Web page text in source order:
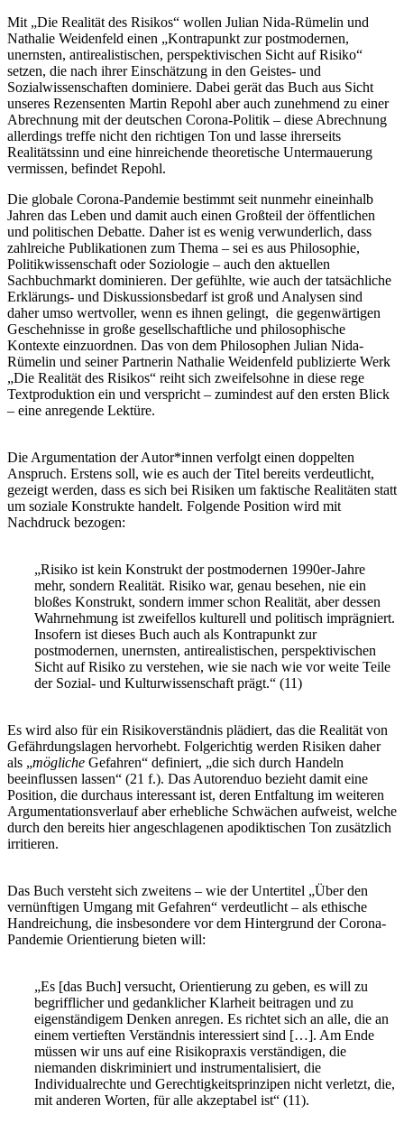
Mit „Die Realität des Risikos“ wollen Julian Nida-Rümelin und
Nathalie Weidenfeld einen „Kontrapunkt zur postmodernen,
unernsten, antirealistischen, perspektivischen Sicht auf Risiko“
setzen, die nach ihrer Einschätzung in den Geistes- und
Sozialwissenschaften dominiere. Dabei gerät das Buch aus Sicht
unseres Rezensenten Martin Repohl aber auch zunehmend zu einer
Abrechnung mit der deutschen Corona-Politik – diese Abrechnung
allerdings treffe nicht den richtigen Ton und lasse ihrerseits
Realitätssinn und eine hinreichende theoretische Untermauerung
vermissen, befindet Repohl.
Die globale Corona-Pandemie bestimmt seit nunmehr eineinhalb
Jahren das Leben und damit auch einen Großteil der öffentlichen
und politischen Debatte. Daher ist es wenig verwunderlich, dass
zahlreiche Publikationen zum Thema – sei es aus Philosophie,
Politikwissenschaft oder Soziologie – auch den aktuellen
Sachbuchmarkt dominieren. Der gefühlte, wie auch der tatsächliche
Erklärungs- und Diskussionsbedarf ist groß und Analysen sind
daher umso wertvoller, wenn es ihnen gelingt, die gegenwärtigen
Geschehnisse in große gesellschaftliche und philosophische
Kontexte einzuordnen. Das von dem Philosophen Julian Nida-
Rümelin und seiner Partnerin Nathalie Weidenfeld publizierte Werk
„Die Realität des Risikos“ reiht sich zweifelsohne in diese rege
Textproduktion ein und verspricht – zumindest auf den ersten Blick
– eine anregende Lektüre.
Die Argumentation der Autor*innen verfolgt einen doppelten
Anspruch. Erstens soll, wie es auch der Titel bereits verdeutlicht,
gezeigt werden, dass es sich bei Risiken um faktische Realitäten statt
um soziale Konstrukte handelt. Folgende Position wird mit
Nachdruck bezogen:
„Risiko ist kein Konstrukt der postmodernen 1990er-Jahre
mehr, sondern Realität. Risiko war, genau besehen, nie ein
bloßes Konstrukt, sondern immer schon Realität, aber dessen
Wahrnehmung ist zweifellos kulturell und politisch imprägniert.
Insofern ist dieses Buch auch als Kontrapunkt zur
postmodernen, unernsten, antirealistischen, perspektivischen
Sicht auf Risiko zu verstehen, wie sie nach wie vor weite Teile
der Sozial- und Kulturwissenschaft prägt.“ (11)
Es wird also für ein Risikoverständnis plädiert, das die Realität von
Gefährdungslagen hervorhebt. Folgerichtig werden Risiken daher
als „mögliche Gefahren“ definiert, „die sich durch Handeln
beeinflussen lassen“ (21 f.). Das Autorenduo bezieht damit eine
Position, die durchaus interessant ist, deren Entfaltung im weiteren
Argumentationsverlauf aber erhebliche Schwächen aufweist, welche
durch den bereits hier angeschlagenen apodiktischen Ton zusätzlich
irritieren.
Das Buch versteht sich zweitens – wie der Untertitel „Über den
vernünftigen Umgang mit Gefahren“ verdeutlicht – als ethische
Handreichung, die insbesondere vor dem Hintergrund der Corona-
Pandemie Orientierung bieten will:
„Es [das Buch] versucht, Orientierung zu geben, es will zu
begrifflicher und gedanklicher Klarheit beitragen und zu
eigenständigem Denken anregen. Es richtet sich an alle, die an
einem vertieften Verständnis interessiert sind […]. Am Ende
müssen wir uns auf eine Risikopraxis verständigen, die
niemanden diskriminiert und instrumentalisiert, die
Individualrechte und Gerechtigkeitsprinzipen nicht verletzt, die,
mit anderen Worten, für alle akzeptabel ist“ (11).